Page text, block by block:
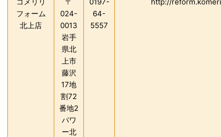
フォーム
北上店
024-
0013
岩手
県北
上市
藤沢
17地
割72
番地2
パワ
ー北
64-
5557